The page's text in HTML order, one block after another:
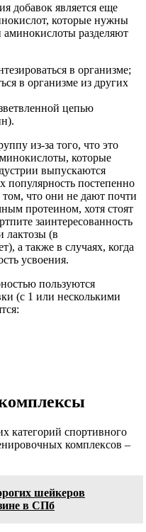
добавок является еще
которые нужны
аминокислоты разделяют
в организме;
в организме из других
цепью
из-за того, что это
которые
выпускаются
постепенно
том, что они не дают почти
протеином, хотя стоят
заинтересованность
лактозы (в
а также в случаях, когда
усвоения.
пользуются
(с 1 или несколькими
категорий спортивного
комплексов –
шейкеров
в СПб